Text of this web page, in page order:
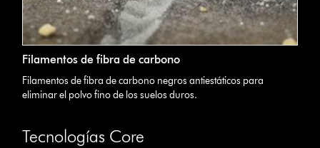
Filamentos de fibra de carbono
Filamentos de fibra de carbono negros antiestáticos para
eliminar el polvo fino de los suelos duros.
Tecnologías Core